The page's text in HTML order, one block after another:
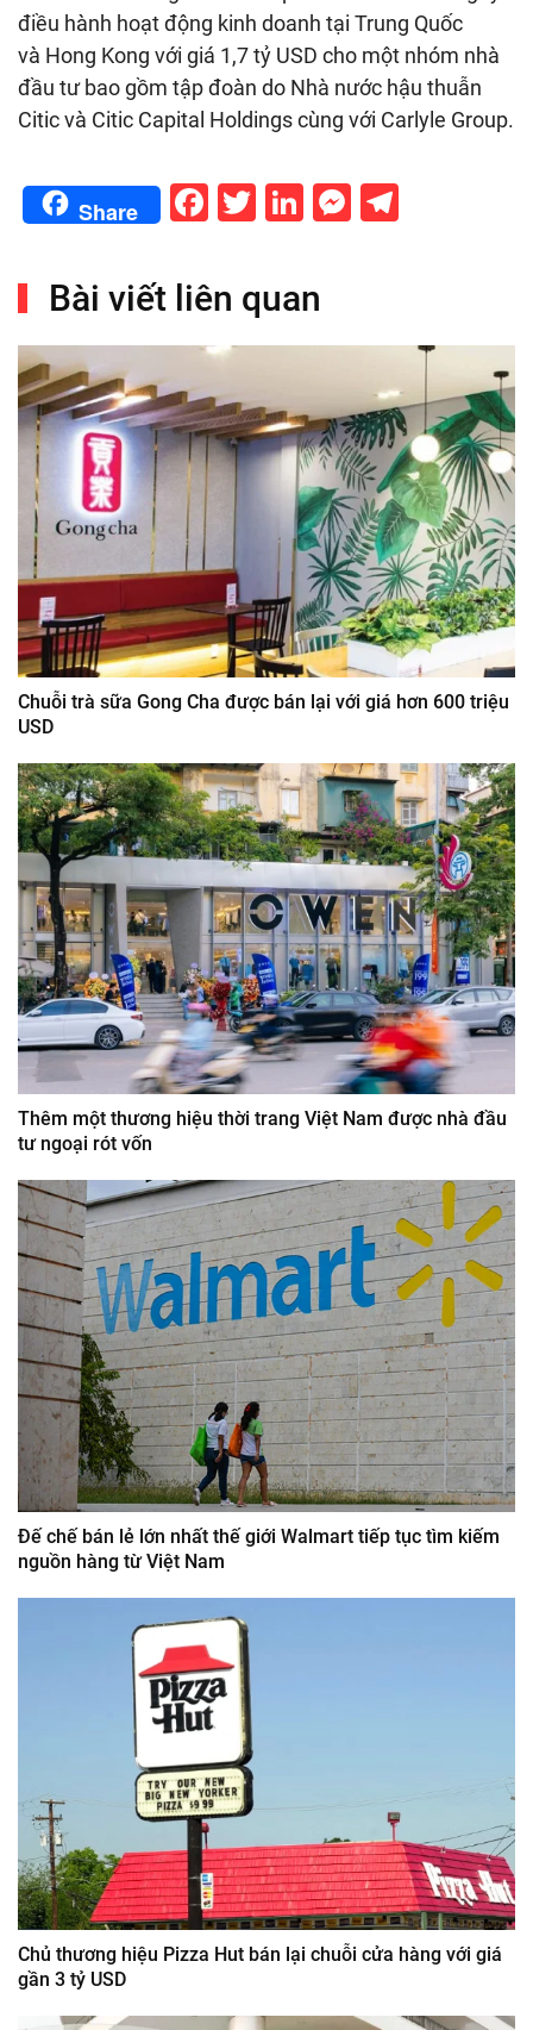
điều hành hoạt động kinh doanh tại Trung Quốc
và Hong Kong với giá 1,7 tỷ USD cho một nhóm nhà
đầu tư bao gồm tập đoàn do Nhà nước hậu thuẫn
Citic và Citic Capital Holdings cùng với Carlyle Group.
Share Facebook
Twitter
LinkedIn
Bài viết liên quan
Chuỗi trà sữa Gong Cha được bán lại với giá hơn 600 triệu
USD
Thêm một thương hiệu thời trang Việt Nam được nhà đầu
tư ngoại rót vốn
Đế chế bán lẻ lớn nhất thế giới Walmart tiếp tục tìm kiếm
nguồn hàng từ Việt Nam
Chủ thương hiệu Pizza Hut bán lại chuỗi cửa hàng với giá
gần 3 tỷ USD